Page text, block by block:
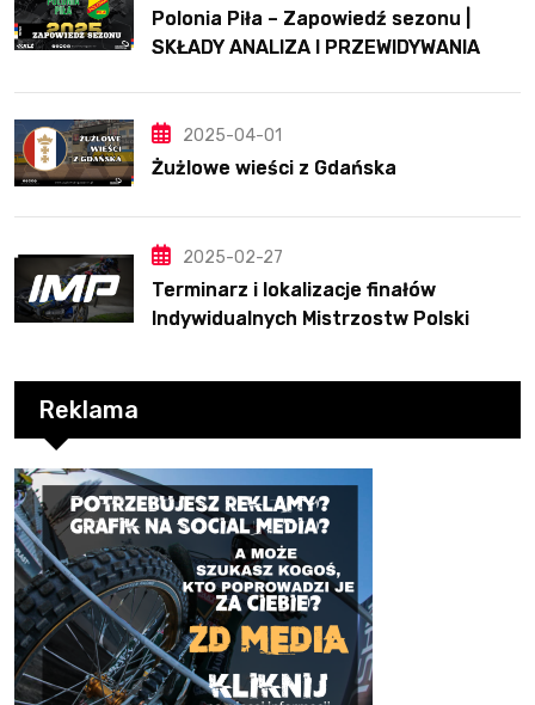
Polonia Piła – Zapowiedź sezonu |
SKŁADY ANALIZA I PRZEWIDYWANIA
2025-04-01
Żużlowe wieści z Gdańska
2025-02-27
Terminarz i lokalizacje finałów
Indywidualnych Mistrzostw Polski
Reklama